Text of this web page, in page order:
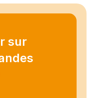
sur